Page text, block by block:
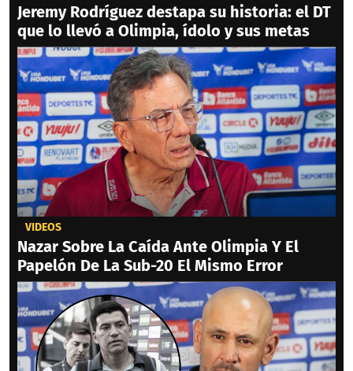
Jeremy Rodríguez destapa su historia: el DT
que lo llevó a Olimpia, ídolo y sus metas
VIDEOS
Nazar Sobre La Caída Ante Olimpia Y El
Papelón De La Sub-20 El Mismo Error